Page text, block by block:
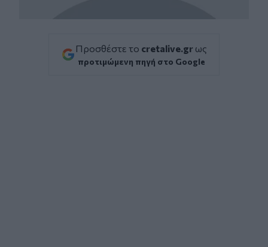
Προσθέστε το cretalive.gr ως
προτιμώμενη πηγή στο Google